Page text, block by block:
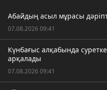
Абайдың асыл мұрасы
07.08.2026 09:41
Күнбағыс алқабында
арқалады
07.08.2026 09:41